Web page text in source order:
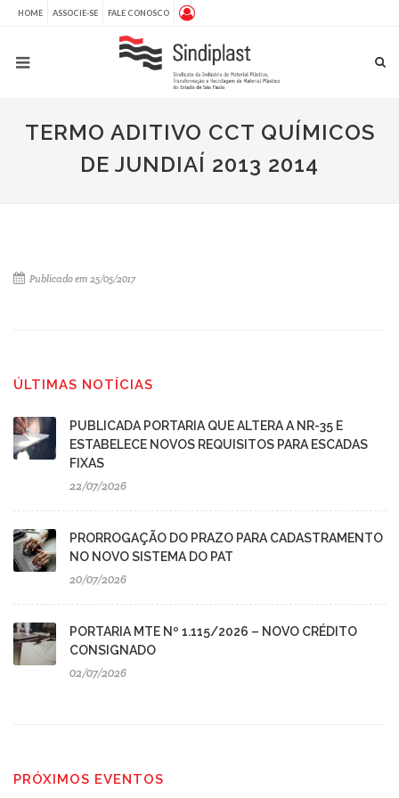
HOME ASSOCIE-SE FALE CONOSCO
TERMO ADITIVO CCT QUÍMICOS
DE JUNDIAÍ 2013 2014
Publicado em 25/05/2017
ÚLTIMAS NOTÍCIAS
PUBLICADA PORTARIA QUE ALTERA A NR-35 E
ESTABELECE NOVOS REQUISITOS PARA ESCADAS
FIXAS
22/07/2026
PRORROGAÇÃO DO PRAZO PARA CADASTRAMENTO
NO NOVO SISTEMA DO PAT
20/07/2026
PORTARIA MTE Nº 1.115/2026 – NOVO CRÉDITO
CONSIGNADO
02/07/2026
PRÓXIMOS EVENTOS